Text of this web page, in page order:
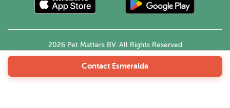
Contact Esmeralda
2026 Pet Matters BV. All Rights Reserved